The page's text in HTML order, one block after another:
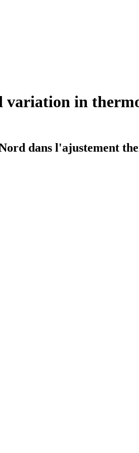
in
dans l'ajustement